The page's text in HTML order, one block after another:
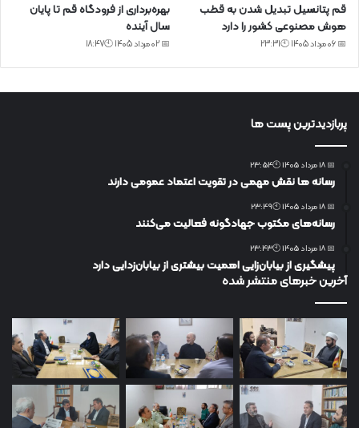
قم پتانسیل تبدیل شدن به قطب
هوش مصنوعی کشور را دارد
📅 06 مرداد 1405 🕙23:31
بهره‌برداری از فرودگاه قم تا پایان
سال آینده
📅 02 مرداد 1405 🕙18:47
پربازدیدترین پست ها
📅 18 مرداد 1405 🕙23:54
رسانه ها نقش مهمی در تقویت اعتماد عمومی دارند
📅 18 مرداد 1405 🕙23:49
رسانه‌های مکتوب جهادگونه فعالیت می‌کنند
📅 18 مرداد 1405 🕙23:43
پیشگیری از بیابان‌زایی اهمیت بیشتری از بیابان‌زدایی دارد
آخرین خبرهای منتشر شده